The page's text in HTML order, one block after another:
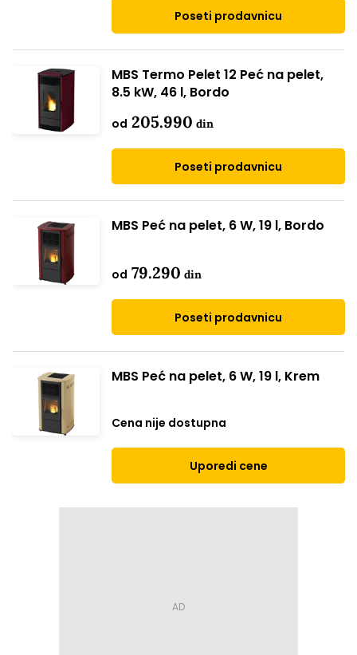
Poseti prodavnicu
MBS Termo Pelet 12 Peć na pelet,
8.5 kW, 46 l, Bordo
od 205.990 din
Poseti prodavnicu
MBS Peć na pelet, 6 W, 19 l, Bordo
od 79.290 din
Poseti prodavnicu
MBS Peć na pelet, 6 W, 19 l, Krem
Cena nije dostupna
Uporedi cene